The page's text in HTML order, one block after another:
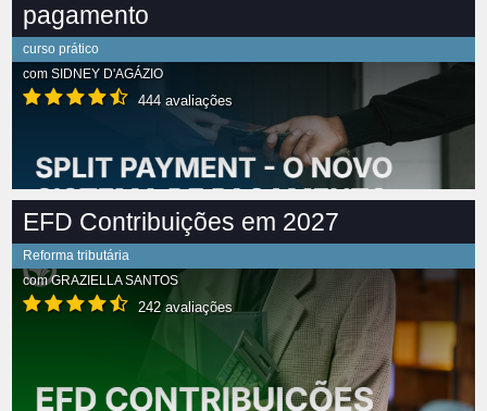
pagamento
curso prático
com SIDNEY D'AGÁZIO
444 avaliações
EFD Contribuições em 2027
Reforma tributária
comGRAZIELLA SANTOS
242 avaliações